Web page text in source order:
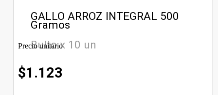
GALLO ARROZ INTEGRAL 500
Gramos
Bulto x 10 un
Precio unitario
$1.123